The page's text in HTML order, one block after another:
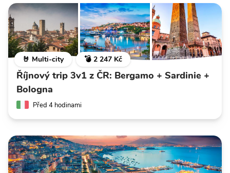
🤘 Multi-city 💣 2 247 Kč
Říjnový trip 3v1 z ČR: Bergamo + Sardinie +
Bologna
Před 4 hodinami